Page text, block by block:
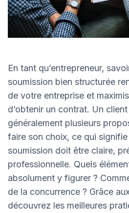
En tant qu’entrepreneur,
soumission bien structurée
de votre entreprise et
d’obtenir un contrat. Un
généralement plusieurs
faire son choix, ce qui
soumission doit être claire,
professionnelle. Quels
absolument y figurer ?
de la concurrence ? Grâce
découvrez les meilleures